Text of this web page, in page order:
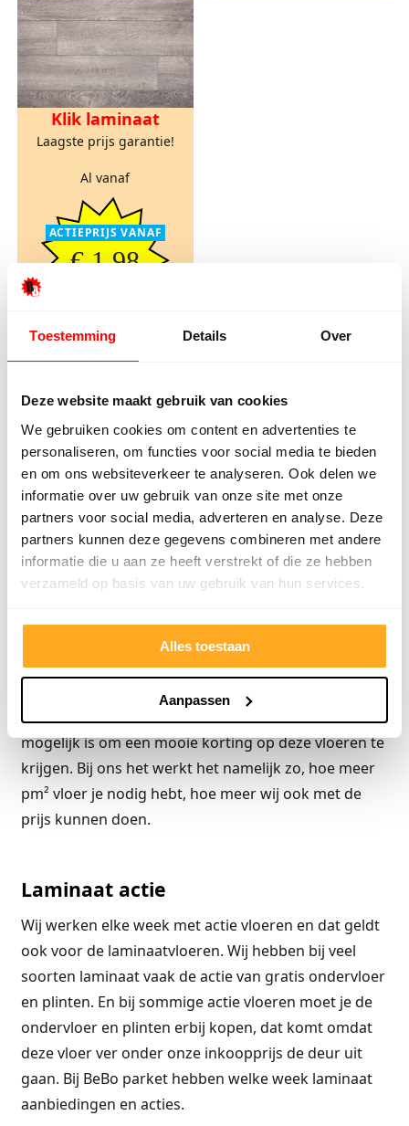
Toestemming Details Over
Deze website maakt gebruik van cookies
We gebruiken cookies om content en advertenties te
personaliseren, om functies voor social media te bieden
en om ons websiteverkeer te analyseren. Ook delen we
informatie over uw gebruik van onze site met onze
partners voor social media, adverteren en analyse. Deze
partners kunnen deze gegevens combineren met andere
informatie die u aan ze heeft verstrekt of die ze hebben
verzameld op basis van uw gebruik van hun services.
Alles toestaan
Aanpassen
Klik laminaat
Laagste prijs garantie!
Al vanaf
ACTIEPRIJS VANAF
€ 1,98
€ 2,40 incl. btw.
Kom naar de fabriek
Laminaat korting
Extra korting op onze laminaatvloeren is dat
mogelijk? Wij hebben laminaat aanbiedingen waar
de ondervloer en plinten al bij de prijs in zit. En je
hebt vloeren onder de € 4,98 pm² waarbij staat I.C.M.
mogelijk om extra korting bij te krijgen. Deze
laminaatvloeren zijn namelijk al afgeprijsd en
hierover hebben wij al de laagste prijsgarantie zitten.
Wij hebben wel duurdere soorten waarbij het wel
mogelijk is om een mooie korting op deze vloeren te
krijgen. Bij ons het werkt het namelijk zo, hoe meer
pm² vloer je nodig hebt, hoe meer wij ook met de
prijs kunnen doen.
Laminaat actie
Wij werken elke week met actie vloeren en dat geldt
ook voor de laminaatvloeren. Wij hebben bij veel
soorten laminaat vaak de actie van gratis ondervloer
en plinten. En bij sommige actie vloeren moet je de
ondervloer en plinten erbij kopen, dat komt omdat
deze vloer ver onder onze inkoopprijs de deur uit
gaan. Bij BeBo parket hebben welke week laminaat
aanbiedingen en acties.